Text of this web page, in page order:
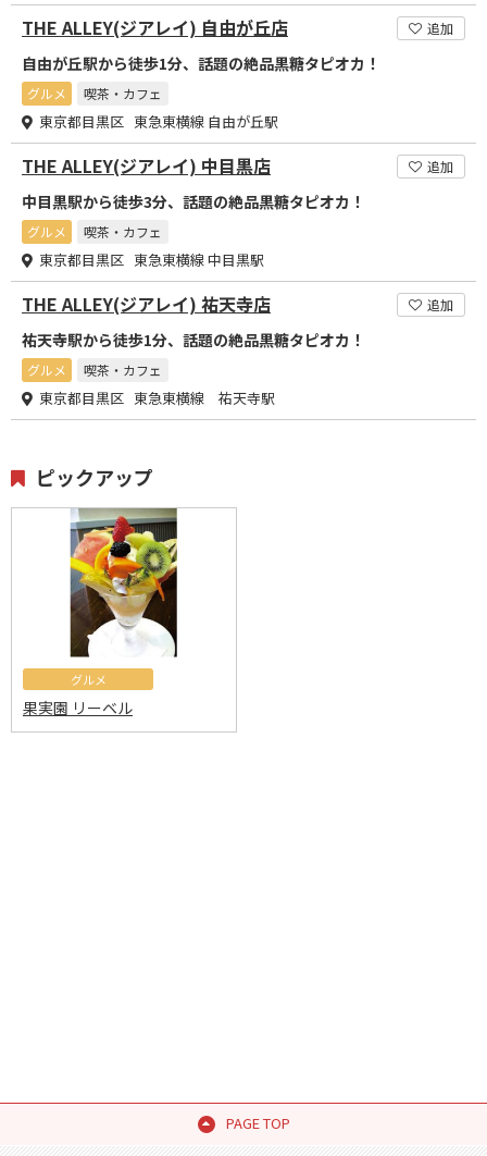
THE ALLEY(ジアレイ) 自由が丘店 追加
自由が丘駅から徒歩1分、話題の絶品黒糖タピオカ！
グルメ 喫茶・カフェ
東京都目黒区 東急東横線 自由が丘駅
THE ALLEY(ジアレイ) 中目黒店 追加
中目黒駅から徒歩3分、話題の絶品黒糖タピオカ！
グルメ 喫茶・カフェ
東京都目黒区 東急東横線 中目黒駅
THE ALLEY(ジアレイ) 祐天寺店 追加
祐天寺駅から徒歩1分、話題の絶品黒糖タピオカ！
グルメ 喫茶・カフェ
東京都目黒区 東急東横線 祐天寺駅
ピックアップ
グルメ
果実園 リーベル
PAGE TOP